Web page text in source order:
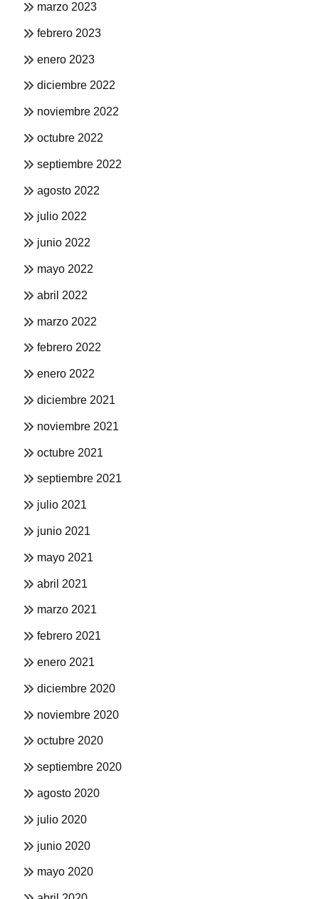
marzo 2023
febrero 2023
enero 2023
diciembre 2022
noviembre 2022
octubre 2022
septiembre 2022
agosto 2022
julio 2022
junio 2022
mayo 2022
abril 2022
marzo 2022
febrero 2022
enero 2022
diciembre 2021
noviembre 2021
octubre 2021
septiembre 2021
julio 2021
junio 2021
mayo 2021
abril 2021
marzo 2021
febrero 2021
enero 2021
diciembre 2020
noviembre 2020
octubre 2020
septiembre 2020
agosto 2020
julio 2020
junio 2020
mayo 2020